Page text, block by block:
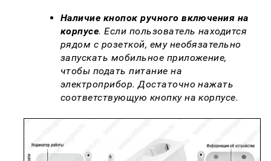
Наличие кнопок ручного включения на
корпусе. Если пользователь находится
рядом с розеткой, ему необязательно
запускать мобильное приложение,
чтобы подать питание на
электроприбор. Достаточно нажать
соответствующую кнопку на корпусе.